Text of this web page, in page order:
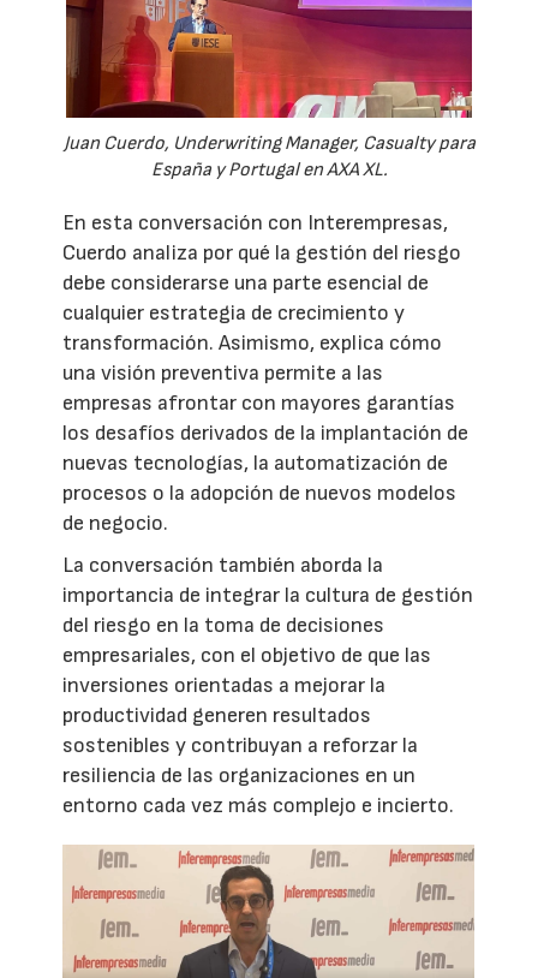
Juan Cuerdo, Underwriting Manager, Casualty para
España y Portugal en AXA XL.
En esta conversación con Interempresas,
Cuerdo analiza por qué la gestión del riesgo
debe considerarse una parte esencial de
cualquier estrategia de crecimiento y
transformación. Asimismo, explica cómo
una visión preventiva permite a las
empresas afrontar con mayores garantías
los desafíos derivados de la implantación de
nuevas tecnologías, la automatización de
procesos o la adopción de nuevos modelos
de negocio.
La conversación también aborda la
importancia de integrar la cultura de gestión
del riesgo en la toma de decisiones
empresariales, con el objetivo de que las
inversiones orientadas a mejorar la
productividad generen resultados
sostenibles y contribuyan a reforzar la
resiliencia de las organizaciones en un
entorno cada vez más complejo e incierto.